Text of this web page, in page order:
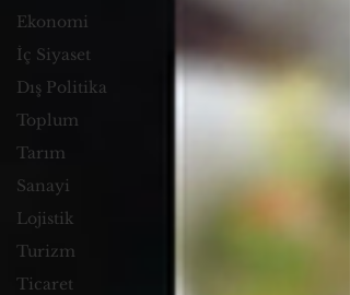
Ekonomi
İç Siyaset
Dış Politika
Toplum
Tarım
Sanayi
Lojistik
Turizm
Ticaret